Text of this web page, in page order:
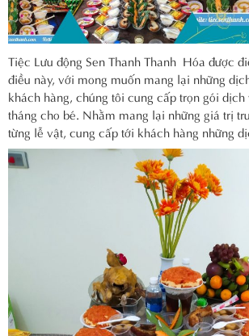
Tiệc Lưu động Sen Thanh Thanh Hóa được
điều này, với mong muốn mang lại những
khách hàng, chúng tôi cung cấp trọn gói
tháng cho bé. Nhằm mang lại những giá trị
từng lễ vật, cung cấp tới khách hàng những